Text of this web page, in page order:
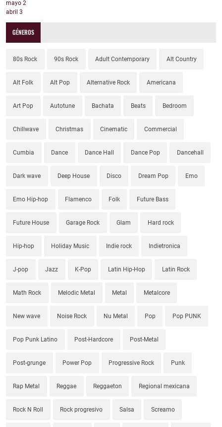
mayo 2
abril 3
GÉNEROS
80s Rock 90s Rock Adult Contemporary Alt Country
Alt Folk Alt Pop Alternative Rock Americana
Art Pop Autotune Bachata Beats Bedroom
Chillwave Christmas Cinematic Commercial
Cumbia Dance Dance Hall Dance Pop Dancehall
Dark wave Deep House Disco Dream Pop Emo
Emo Hip-hop Flamenco Folk Future Bass
Future House Garage Rock Glam Hard rock
Hip-hop Holiday Music Indie rock Indietronica
J-pop Jazz K-Pop Latin Hip-Hop Latin Rock
Math Rock Melodic Metal Metal Metalcore
New wave Noise Rock Nu Metal Pop Pop PUNK
Pop Punk Latino Post-Hardcore Post-Metal
Post-grunge Power Pop Progressive Rock Punk
Rap Metal Reggae Reggaeton Regional mexicana
Rock N Roll Rock progresivo Salsa Screamo